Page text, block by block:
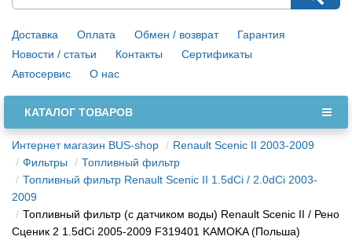
Доставка Оплата Обмен / возврат
Гарантия
Новости / статьи
Контакты
Сертификаты
Автосервис
О нас
КАТАЛОГ ТОВАРОВ
Интернет магазин BUS-shop
Renault Scenic II 2003-2009
Фильтры
Топливный фильтр
Топливный фильтр Renault Scenic II 1.5dCi / 2.0dCi 2003-
2009
Топливный фильтр (с датчиком воды) Renault Scenic II / Рено
Сценик 2 1.5dCi 2005-2009 F319401 KAMOKA (Польша)